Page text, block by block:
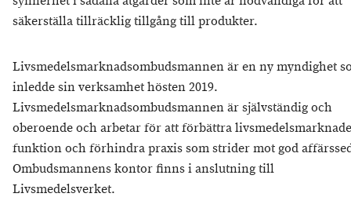
säkerställa tillräcklig tillgång till produkter.
Livsmedelsmarknadsombudsmannen är en ny myndighet
inledde sin verksamhet hösten 2019.
Livsmedelsmarknadsombudsmannen är självständig och
oberoende och arbetar för att förbättra
funktion och förhindra praxis som strider mot god
Ombudsmannens kontor finns i anslutning till
Livsmedelsverket.